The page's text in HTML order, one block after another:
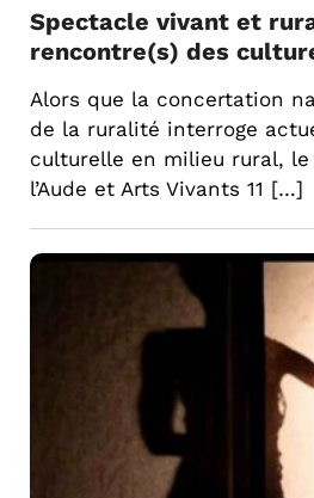
Spectacle vivant et
rencontre(s) des
Alors que la concertation
de la ruralité interroge
culturelle en milieu rural,
l’Aude et Arts Vivants 11 […]